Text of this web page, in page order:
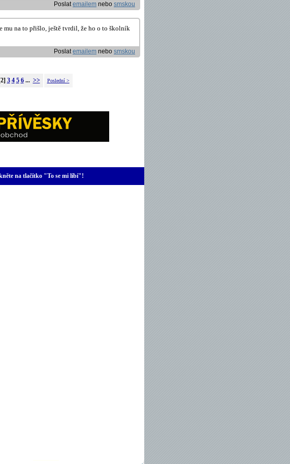
Poslatemailem nebo smskou
na to přišlo, ještě tvrdil, že ho o to školník
Poslatemailem nebo smskou
[2] 3 4 5 6... >> Poslední >
na tlačítko "To se mi líbí"!